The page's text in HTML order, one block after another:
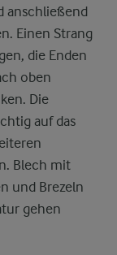
anschließend
Einen Strang
die Enden
oben
Die
auf das
Blech mit
und Brezeln
gehen